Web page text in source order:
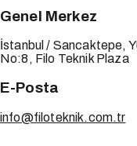
Genel Merkez
İstanbul / Sancaktepe,
No:8, Filo Teknik Plaza
E-Posta
info@filoteknik.com.tr